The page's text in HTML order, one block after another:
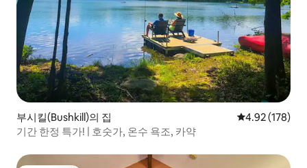
부시킬(Bushkill)의 집 평점 4.92점(5
4.92 (178)
기간 한정 특가! | 호숫가, 온수 욕조, 카약